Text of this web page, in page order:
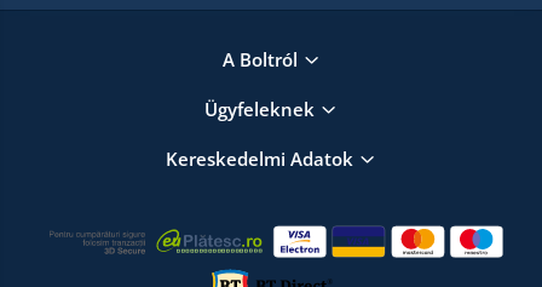
A Boltról
Ügyfeleknek
Kereskedelmi Adatok